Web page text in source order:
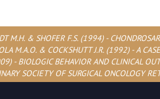
M.H. & SHOFER F.S. (1994) -
M.A.O. & COCKSHUTT J.R. (1992) - A
- BIOLOGIC BEHAVIOR AND CLINICAL
SOCIETY OF SURGICAL ONCOLOGY